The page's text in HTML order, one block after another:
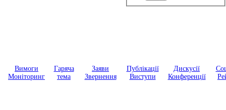
Вимоги
Моніторинг
Гаряча
тема
Заяви
Звернення
Публікації
Виступи
Дискусії
Конференції